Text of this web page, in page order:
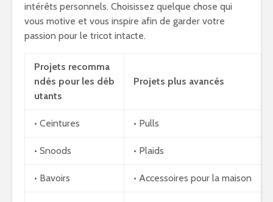
intérêts personnels. Choisissez quelque chose qui
vous motive et vous inspire afin de garder votre
passion pour le tricot intacte.
Projets recomma
ndés pour les déb
utants
Projets plus avancés
• Ceintures • Pulls
• Snoods • Plaids
• Bavoirs • Accessoires pour la maison